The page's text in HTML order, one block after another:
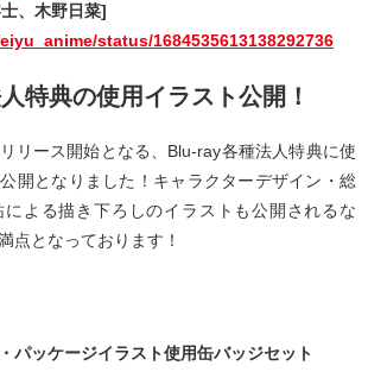
、木野日菜]
status/1684535613138292736
特典の使用イラスト公開！
リース開始となる、Blu-ray各種法人特典に使
開となりました！キャラクターデザイン・総
よる描き下ろしのイラストも公開されるな
点となっております！
パッケージイラスト使用缶バッジセット